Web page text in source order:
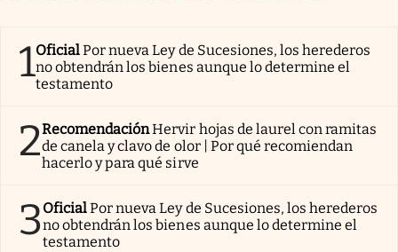
1OficialPor nueva Ley de Sucesiones, los herederos
no obtendrán los bienes aunque lo determine el
testamento
2RecomendaciónHervir hojas de laurel con ramitas
de canela y clavo de olor | Por qué recomiendan
hacerlo y para qué sirve
3OficialPor nueva Ley de Sucesiones, los herederos
no obtendrán los bienes aunque lo determine el
testamento